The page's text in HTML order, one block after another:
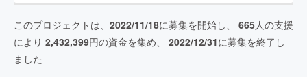
このプロジェクトは、 2022/11/18に募集を開始し、 665人の支援
により 2,432,399円の資金を集め、 2022/12/31に募集を終了し
ました